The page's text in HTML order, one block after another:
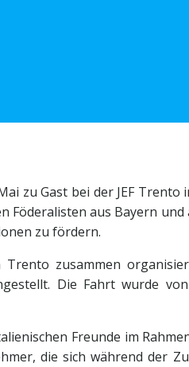
zu Gast bei der JEF Trento
Föderalisten aus Bayern
zu fördern.
zusammen
Die Fahrt wurde
Freunde im
die sich während der